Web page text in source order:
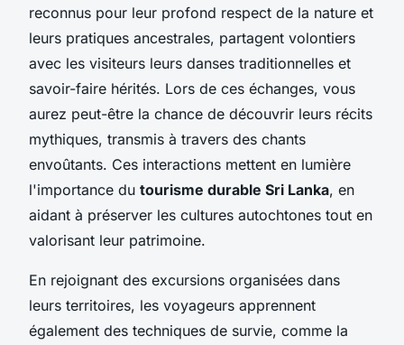
reconnus pour leur profond respect de la nature et
leurs pratiques ancestrales, partagent volontiers
avec les visiteurs leurs danses traditionnelles et
savoir-faire hérités. Lors de ces échanges, vous
aurez peut-être la chance de découvrir leurs récits
mythiques, transmis à travers des chants
envoûtants. Ces interactions mettent en lumière
l'importance du tourisme durable Sri Lanka, en
aidant à préserver les cultures autochtones tout en
valorisant leur patrimoine.
En rejoignant des excursions organisées dans
leurs territoires, les voyageurs apprennent
également des techniques de survie, comme la